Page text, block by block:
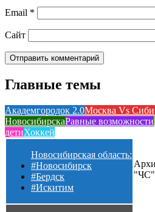
Email *
Сайт
Главные темы
Академгородок 2.0Москва Vs
НовосибирскаРавные возможности
детиХоккей
Новосибирская область:
#Новосибирск
#Бердск
#Искитим
"ЧС"